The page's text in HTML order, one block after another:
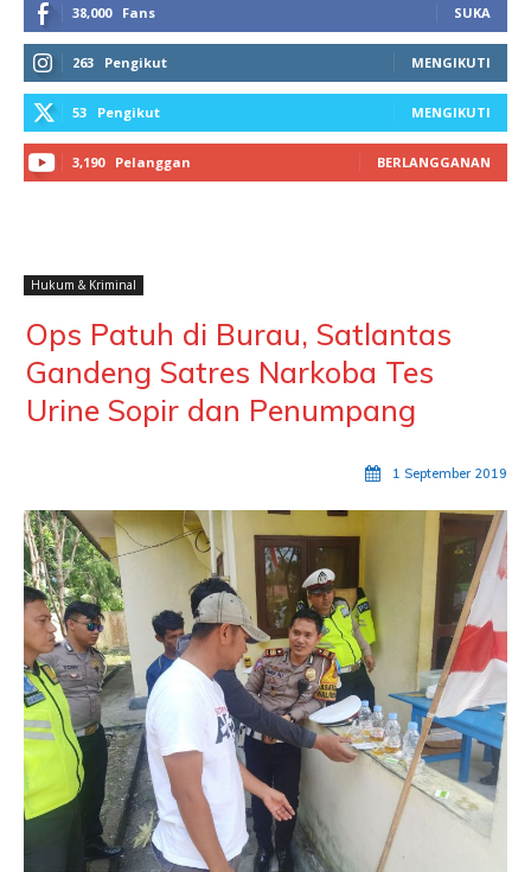
38,000 Fans SUKA
263 Pengikut MENGIKUTI
53 Pengikut MENGIKUTI
3,190 Pelanggan BERLANGGANAN